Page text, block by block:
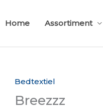
Home Assortiment
Bedtextiel
Breezzz